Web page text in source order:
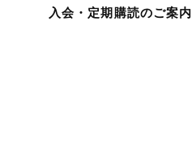
入会・定期購読のご案内